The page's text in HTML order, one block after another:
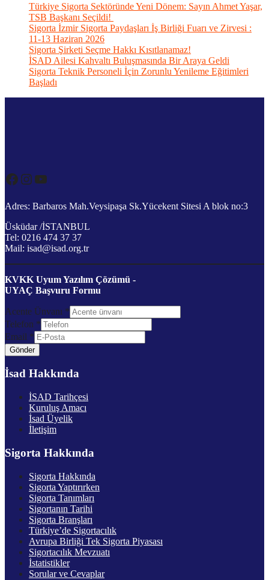
Türkiye Sigorta Sektöründe Yeni Dönem: Sayın Ahmet Yaşar,
TSB Başkanı Seçildi!
Sigorta İzmir Sigorta Paydaşları İş Birliği Fuarı ve Zirvesi :
11-13 Haziran 2026
Sigorta Şirketi Seçme Hakkı Kısıtlanamaz!
İSAD Ailesi Kahvaltı Buluşmasında Bir Araya Geldi
Sigorta Teknik Personeli İçin Zorunlu Yenileme Eğitimleri
Başladı
Facebook
Instagram
YouTube
Adres: Barbaros Mah.Veysipaşa Sk.Yücekent Sitesi A blok no:3
Üsküdar /İSTANBUL
Tel: 0216 474 37 37
Mail: isad@isad.org.tr
KVKK Uyum Yazılım Çözümü -
UYAÇ Başvuru Formu
Acente Ünvanı *
Telefon *
Email *
Gönder
İsad Hakkında
İSAD Tarihçesi
Kuruluş Amacı
İsad Üyelik
İletişim
Sigorta Hakkında
Sigorta Hakkında
Sigorta Yaptırırken
Sigorta Tanımları
Sigortanın Tarihi
Sigorta Branşları
Türkiye’de Sigortacılık
Avrupa Birliği Tek Sigorta Piyasası
Sigortacılık Mevzuatı
İstatistikler
Sorular ve Cevaplar